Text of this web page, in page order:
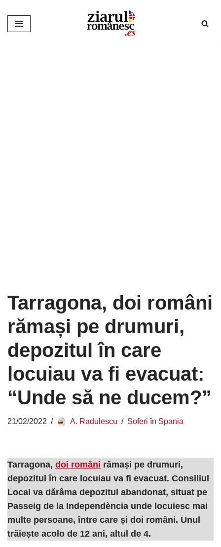
Sari
Tarragona, doi români
rămași pe drumuri,
depozitul în care
locuiau va fi evacuat:
“Unde să ne ducem?”
21/02/2022 A. Radulescu Șoferi în Spania
Tarragona, doi români rămași pe drumuri,
depozitul în care locuiau va fi evacuat. Consiliul
Local va dărâma depozitul abandonat, situat pe
Passeig de la Independència unde locuiesc mai
multe persoane, între care și doi români. Unul
trăiește acolo de 12 ani, altul de 4.